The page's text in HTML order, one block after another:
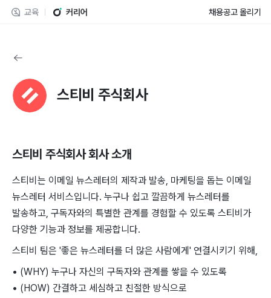
교육 커리어 채용공고 올리기
스티비 주식회사
스티비 주식회사회사 소개
스티비는 이메일 뉴스레터의 제작과 발송, 마케팅을 돕는 이메일
뉴스레터 서비스입니다. 누구나 쉽고 깔끔하게 뉴스레터를
발송하고, 구독자와의 특별한 관계를 경험할 수 있도록 스티비가
다양한 기능과 정보를 제공합니다.
스티비 팀은 '좋은 뉴스레터를 더 많은 사람에게' 연결시키기 위해,
• (WHY) 누구나 자신의 구독자와 관계를 쌓을 수 있도록
• (HOW) 간결하고 세심하고 친절한 방식으로